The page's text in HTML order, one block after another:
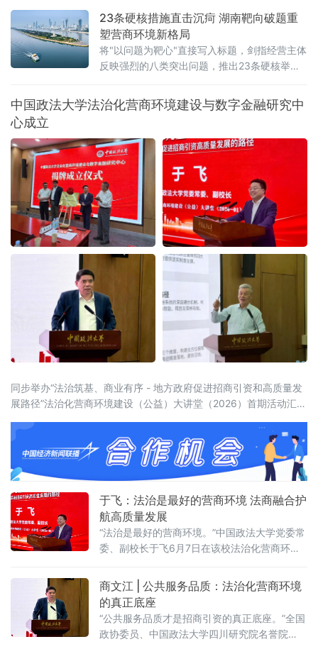
些让消费者频频踩坑的文字不过是一个注册商标，而非产品承诺
时，法律终于要动手了。6月22日，全国人大常委会法工委披露，商
标法修订草案二次审议稿将提请6月23日开幕的十四
23条硬核措施直击沉疴 湖南靶向破题重
塑营商环境新格局
将"以问题为靶心"直接写入标题，剑指经营主体
反映强烈的八类突出问题，推出23条硬核举
向全省营商环境的堵点痛点发起集中攻坚。精
准聚焦：八大领域，靶向施策与以往温和表述
中国政法大学法治化营商环境建设与数字金融研究中
心成立
同步举办“法治筑基、商业有序 - 地方政府促进招商引资和高质量发
展路径”法治化营商环境建设（公益）大讲堂（2026）首期活动汇聚
同聚焦法治化营商环境建设的理论前沿与实践路径。中国政法大学
党委常委、副校长于飞，全国政协委员、中国政法
于飞：法治是最好的营商环境 法商融合护
航高质量发展
“法治是最好的营商环境。”中国政法大学党委常
委、副校长于飞6月7日在该校法治化营商环境
商环境的核心要义在于法治化保障——因为法
治提供明确的预期。当天，中国政法大学法治
化营商环境建设与数字金融研究中心在京正式
成立，同步启动“法治筑基、商业有序——地方
政府促进招商引资和高质量发展路径”法治化营
商文江 | 公共服务品质：法治化营商环境
的真正底座
“公共服务品质才是招商引资的真正底座。”全国
政协委员、中国政法大学四川研究院名誉院